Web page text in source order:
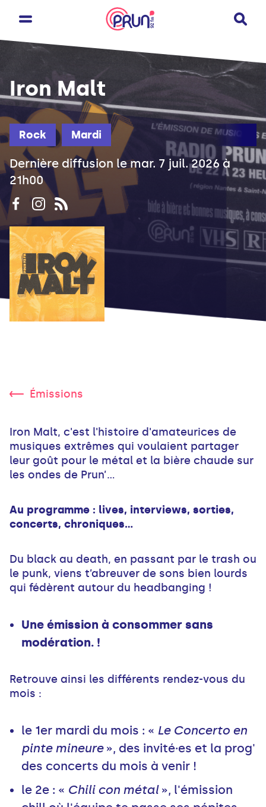
Rock Mardi
Iron Malt
Dernière diffusion le mar. 7 juil. 2026 à
21h00
Émissions
Iron Malt, c'est l'histoire d'amateurices de
musiques extrêmes qui voulaient partager
leur goût pour le métal et la bière chaude sur
les ondes de Prun’...
Au programme : lives, interviews, sorties,
concerts, chroniques…
Du black au death, en passant par le trash ou
le punk, viens t’abreuver de sons bien lourds
qui fédèrent autour du headbanging !
Une émission à consommer sans
modération. !
Retrouve ainsi les différents rendez-vous du
mois :
le 1er mardi du mois : « Le Concerto en
pinte mineure», des invité·es et la prog'
des concerts du mois à venir !
le 2e : « Chili con métal», l'émission